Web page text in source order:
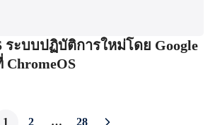
ระบบปฏิบัติการใหม่โดย Google
1 2 … 28